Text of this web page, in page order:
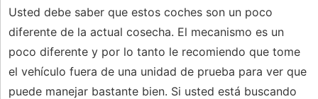
Usted debe saber que estos coches son un poco
diferente de la actual cosecha. El mecanismo es un
poco diferente y por lo tanto le recomiendo que tome
el vehículo fuera de una unidad de prueba para ver que
puede manejar bastante bien. Si usted está buscando